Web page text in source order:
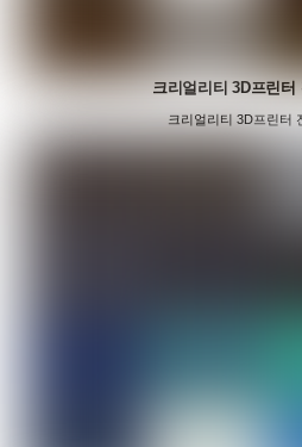
크리얼리티 3D프린터
크리얼리티 3D프린터